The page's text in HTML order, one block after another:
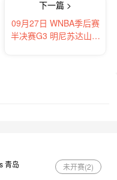
下一篇 >
09月27日 WNBA季后赛
半决赛G3 明尼苏达山猫
青岛 未开赛(2)